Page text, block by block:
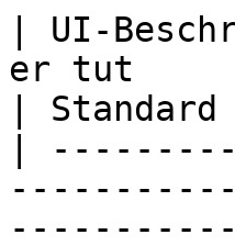
| UI-
er tut
|
|